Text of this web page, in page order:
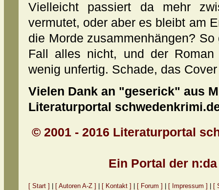
Vielleicht passiert da mehr
vermutet, oder aber es bleibt am
die Morde zusammenhängen?
Fall alles nicht, und der
wenig unfertig. Schade, das
Vielen Dank an "geserick" aus
Literaturportal
© 2001 - 2016 Literaturportal
Ein Portal der
[ Start ] [ Autoren A-Z ] [ Kontakt ] [ Forum ] [ Impressum ] [